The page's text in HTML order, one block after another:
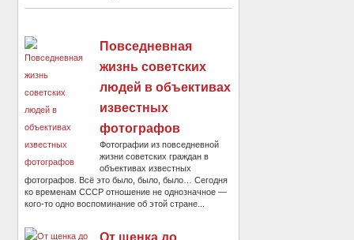
Повседневная
жизнь советских
людей в объективах
известных
фотографов
Фотографии из повседневной
жизни советских граждан в
объективах известных
фотографов. Всё это было, было, было… Сегодня
ко временам СССР отношение не однозначное —
кого-то одно воспоминание об этой стране...
От щенка до